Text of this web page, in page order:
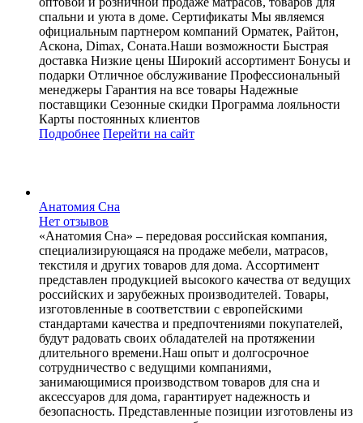
спальни и уюта в доме. Сертификаты Мы являемся
официальным партнером компаний Орматек, Райтон,
Аскона, Dimax, Соната.Наши возможности Быстрая
доставка Низкие цены Широкий ассортимент Бонусы и
подарки Отличное обслуживание Профессиональный
менеджеры Гарантия на все товары Надежные
поставщики Сезонные скидки Программа лояльности
Карты постоянных клиентов
Подробнее Перейти на сайт
Анатомия Сна
Нет отзывов
«Анатомия Сна» – передовая российская компания,
специализирующаяся на продаже мебели, матрасов,
текстиля и других товаров для дома. Ассортимент
представлен продукцией высокого качества от ведущих
российских и зарубежных производителей. Товары,
изготовленные в соответствии с европейскими
стандартами качества и предпочтениями покупателей,
будут радовать своих обладателей на протяжении
длительного времени.Наш опыт и долгосрочное
сотрудничество с ведущими компаниями,
занимающимися производством товаров для сна и
аксессуаров для дома, гарантирует надежность и
безопасность. Представленные позиции изготовлены из